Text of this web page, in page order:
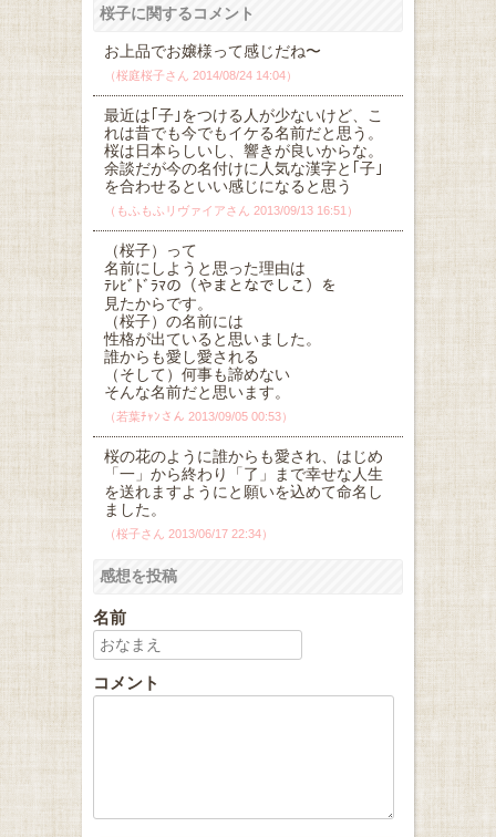
桜子に関するコメント
お上品でお嬢様って感じだね〜
（桜庭桜子さん 2014/08/24 14:04）
最近は｢子｣をつける人が少ないけど、こ
れは昔でも今でもイケる名前だと思う。
桜は日本らしいし、響きが良いからな。
余談だが今の名付けに人気な漢字と｢子｣
を合わせるといい感じになると思う
（もふもふリヴァイアさん 2013/09/13 16:51）
（桜子）って
名前にしようと思った理由は
ﾃﾚﾋﾞﾄﾞﾗﾏの（やまとなでしこ）を
見たからです。
（桜子）の名前には
性格が出ていると思いました。
誰からも愛し愛される
（そして）何事も諦めない
そんな名前だと思います。
（若葉ﾁｬﾝさん 2013/09/05 00:53）
桜の花のように誰からも愛され、はじめ
「一」から終わり「了」まで幸せな人生
を送れますようにと願いを込めて命名し
ました。
（桜子さん 2013/06/17 22:34）
感想を投稿
名前
コメント